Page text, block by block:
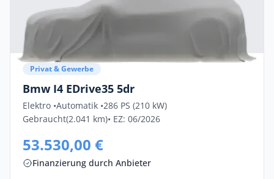
Privat & Gewerbe
Bmw I4 EDrive35 5dr
Elektro •Automatik •286 PS (210 kW)
Gebraucht(2.041 km)• EZ: 06/2026
53.530,00 €
Finanzierung durch Anbieter